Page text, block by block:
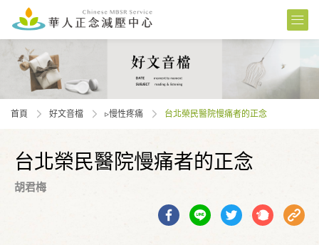
首頁 好文音檔 ▹慢性疼痛 台北榮民醫院慢痛者的正念
台北榮民醫院慢痛者的正念
胡君梅